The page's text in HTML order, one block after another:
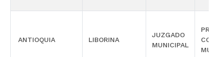
ANTIOQUIA LIBORINA
JUZGADO
MUNICIPAL